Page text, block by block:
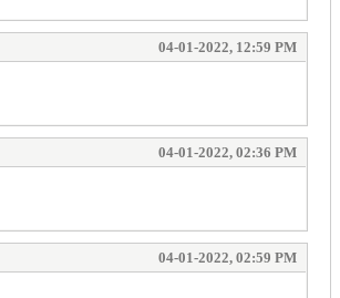
04-01-2022, 12:59 PM
04-01-2022, 02:36 PM
04-01-2022, 02:59 PM